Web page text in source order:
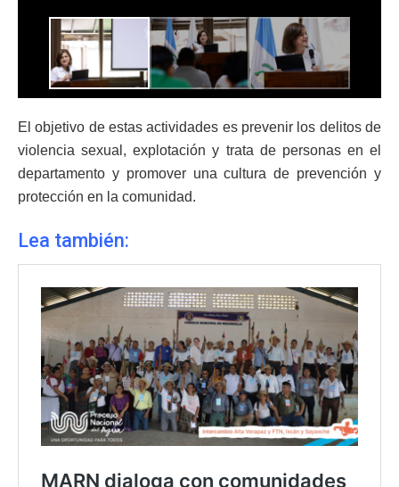
El objetivo de estas actividades es prevenir los delitos de
violencia sexual, explotación y trata de personas en el
departamento y promover una cultura de prevención y
protección en la comunidad.
Lea también: